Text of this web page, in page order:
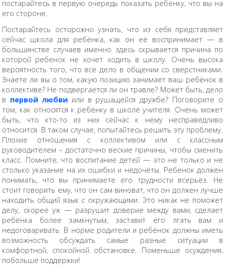
постарайтесь в первую очередь показать ребёнку, что вы на
его стороне.
Постарайтесь осторожно узнать, что из себя представляет
сейчас школа для ребёнка, как он её воспринимает — в
большинстве случаев именно здесь скрывается причина по
которой ребенок не хочет ходить в школу. Очень высока
вероятность того, что всё дело в общении со сверстниками.
Знаете ли вы о том, какую позицию занимает ваш ребёнок в
коллективе? Не подвергается ли он травле? Может быть, дело
в первой любвиили в рушащейся дружбе? Поговорите о
том, как относятся к ребёнку в школе учителя. Очень может
быть, что кто-то из них сейчас к нему несправедливо
относится. В таком случае, попытайтесь решить эту проблему.
Плохие отношения с коллективом или с классным
руководителем – достаточно веские причины, чтобы сменить
класс. Помните, что воспитание детей — это не только и не
столько указание на их ошибки и недочёты. Ребёнок должен
понимать, что вы принимаете его трудности всерьёз. Не
стоит говорить ему, что он сам виноват, что он должен лучше
находить общий язык с окружающими. Это никак не поможет
делу, скорее уж — разрушит доверие между вами, сделает
ребёнка более замкнутым, заставит его лгать вам и
недоговаривать. В норме родители и ребёнок должны иметь
возможность обсуждать самые разные ситуации в
комфортной, спокойной обстановке. Поменьше осуждения,
побольше поддержки!